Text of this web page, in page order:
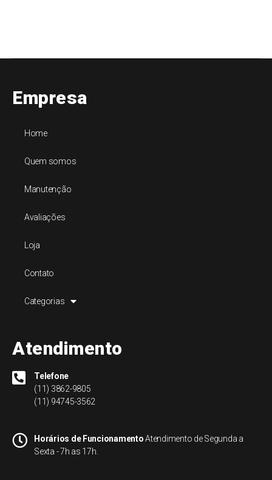
Empresa
Home
Quem somos
Manutenção
Avaliações
Loja
Contato
Categorias
Atendimento
Telefone
(11) 3862-9805
(11) 94745-3562
Horários de FuncionamentoAtendimento de Segunda a
Sexta - 7h as 17h.